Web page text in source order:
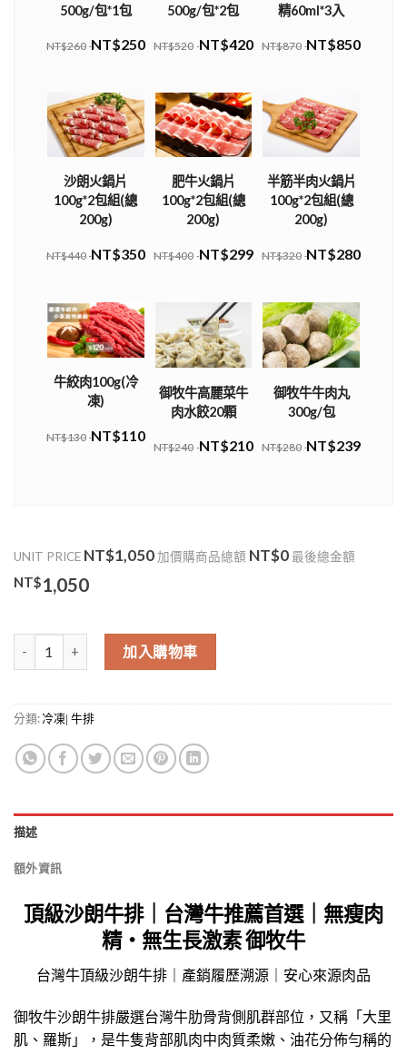
500g/包*1包
NT$260 NT$250
500g/包*2包
NT$520 NT$420
精60ml*3入
NT$870 NT$850
沙朗火鍋片
100g*2包組(總
200g)
NT$440 NT$350
肥牛火鍋片
100g*2包組(總
200g)
NT$400 NT$299
半筋半肉火鍋片
100g*2包組(總
200g)
NT$320 NT$280
牛絞肉100g(冷
凍)
NT$130 NT$110
御牧牛高麗菜牛
肉水餃20顆
NT$240 NT$210
御牧牛牛肉丸
300g/包
NT$280 NT$239
UNIT PRICE NT$1,050加價購商品總額 NT$0 最後總金額
NT$1,050
頂級沙朗牛排(Ribeye Roll) (限量)(需預訂) (需等待) 數量
加入購物車
分類: 冷凍| 牛排
描述
額外資訊
頂級沙朗牛排｜台灣牛推薦首選｜無瘦肉
精・無生長激素御牧牛
台灣牛頂級沙朗牛排｜產銷履歷溯源｜安心來源肉品
御牧牛沙朗牛排嚴選台灣牛肋骨背側肌群部位，又稱「大里
肌、羅斯」，是牛隻背部肌肉中肉質柔嫩、油花分佈勻稱的